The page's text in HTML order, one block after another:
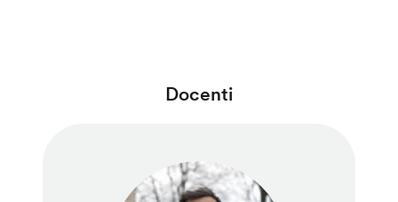
Docenti